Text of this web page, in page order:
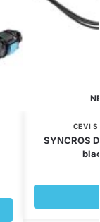
CEVI
SYNCROS